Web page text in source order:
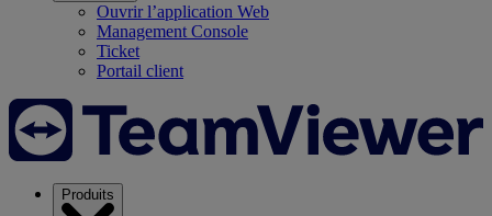
Ouvrir l’application Web
Management Console
Ticket
Portail client
Produits